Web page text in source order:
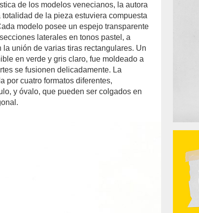
de los modelos venecianos, la autora
de la pieza estuviera compuesta
modelo posee un espejo transparente
laterales en tonos pastel, a
unión de varias tiras rectangulares. Un
en verde y gris claro, fue moldeado a
se fusionen delicadamente. La
por cuatro formatos diferentes,
y óvalo, que pueden ser colgados en